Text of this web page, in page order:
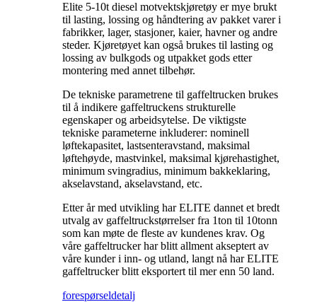
Elite 5-10t diesel motvektskjøretøy er mye brukt
til lasting, lossing og håndtering av pakket varer i
fabrikker, lager, stasjoner, kaier, havner og andre
steder. Kjøretøyet kan også brukes til lasting og
lossing av bulkgods og utpakket gods etter
montering med annet tilbehør.
De tekniske parametrene til gaffeltrucken brukes
til å indikere gaffeltruckens strukturelle
egenskaper og arbeidsytelse. De viktigste
tekniske parameterne inkluderer: nominell
løftekapasitet, lastsenteravstand, maksimal
løftehøyde, mastvinkel, maksimal kjørehastighet,
minimum svingradius, minimum bakkeklaring,
akselavstand, akselavstand, etc.
Etter år med utvikling har ELITE dannet et bredt
utvalg av gaffeltruckstørrelser fra 1ton til 10tonn
som kan møte de fleste av kundenes krav. Og
våre gaffeltrucker har blitt allment akseptert av
våre kunder i inn- og utland, langt nå har ELITE
gaffeltrucker blitt eksportert til mer enn 50 land.
forespørseldetalj